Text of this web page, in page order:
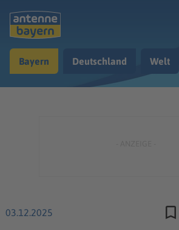
Musik & Radio
Bayern Deutschland Welt
03.12.2025